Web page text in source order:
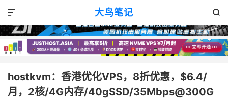
大鸟笔记 

VPS优惠
hostkvm：香港优化VPS，8折优惠，$6.4/
月，2核/4G内存/40gSSD/35Mbps@300G